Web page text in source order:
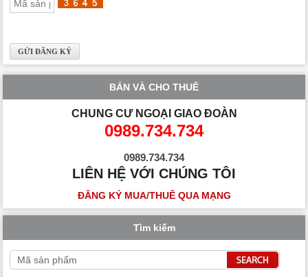
BÁN VÀ CHO THUÊ
CHUNG CƯ NGOẠI GIAO ĐOÀN
0989.734.734
0989.734.734
LIÊN HỆ VỚI CHÚNG TÔI
ĐĂNG KÝ MUA/THUÊ QUA MẠNG
Tìm kiếm